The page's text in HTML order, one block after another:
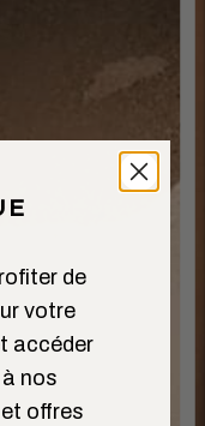
de
votre
accéder
nos
offres